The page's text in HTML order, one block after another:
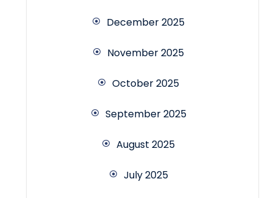
December 2025
November 2025
October 2025
September 2025
August 2025
July 2025